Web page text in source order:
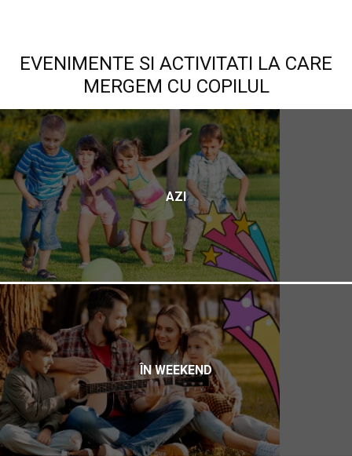
EVENIMENTE SI ACTIVITATI LA CARE
MERGEM CU COPILUL
AZI
ÎN WEEKEND